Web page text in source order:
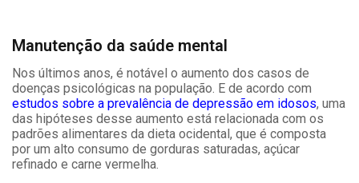
Manutenção da saúde mental
Nos últimos anos, é notável o aumento dos casos de
doenças psicológicas na população. E de acordo com
estudos sobre a prevalência de depressão em idosos, uma
das hipóteses desse aumento está relacionada com os
padrões alimentares da dieta ocidental, que é composta
por um alto consumo de gorduras saturadas, açúcar
refinado e carne vermelha.